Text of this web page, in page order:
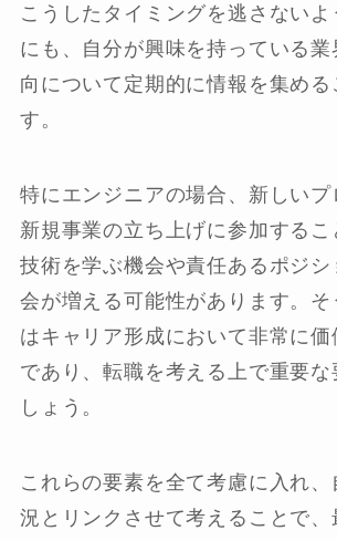
こうしたタイミングを逃さない
にも、自分が興味を持っている業
向について定期的に情報を集め
す。
特にエンジニアの場合、新しいプ
新規事業の立ち上げに参加するこ
技術を学ぶ機会や責任あるポジシ
会が増える可能性があります。そ
はキャリア形成において非常に
であり、転職を考える上で重要
しょう。
これらの要素を全て考慮に入れ
況とリンクさせて考えることで、